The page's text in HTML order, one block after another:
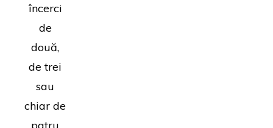
încerci
de
două,
de trei
sau
chiar de
patru